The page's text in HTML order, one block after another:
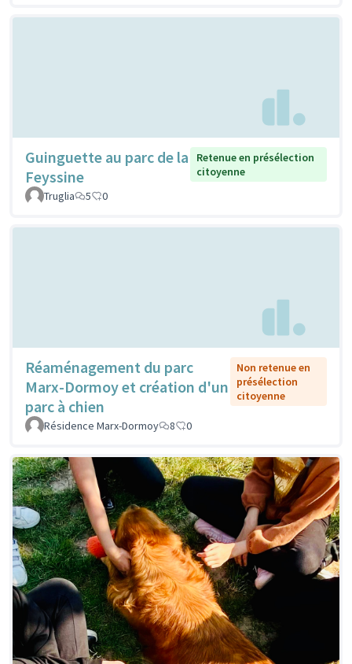
Guinguette au parc de la
Feyssine
Retenue en présélection
citoyenne
Truglia
5 0
Réaménagement du parc
Marx-Dormoy et création d'un
parc à chien
Non retenue en
présélection
citoyenne
Résidence Marx-Dormoy 8 0